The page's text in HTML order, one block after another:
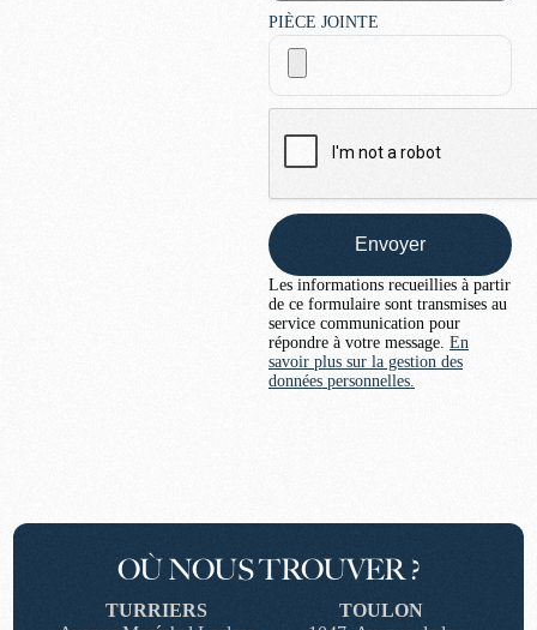
PIÈCE JOINTE
Envoyer
Les informations recueillies à partir
de ce formulaire sont transmises au
service communication pour
répondre à votre message. En
savoir plus sur la gestion des
données personnelles.
OÙ NOUS TROUVER ?
TURRIERS
TOULON